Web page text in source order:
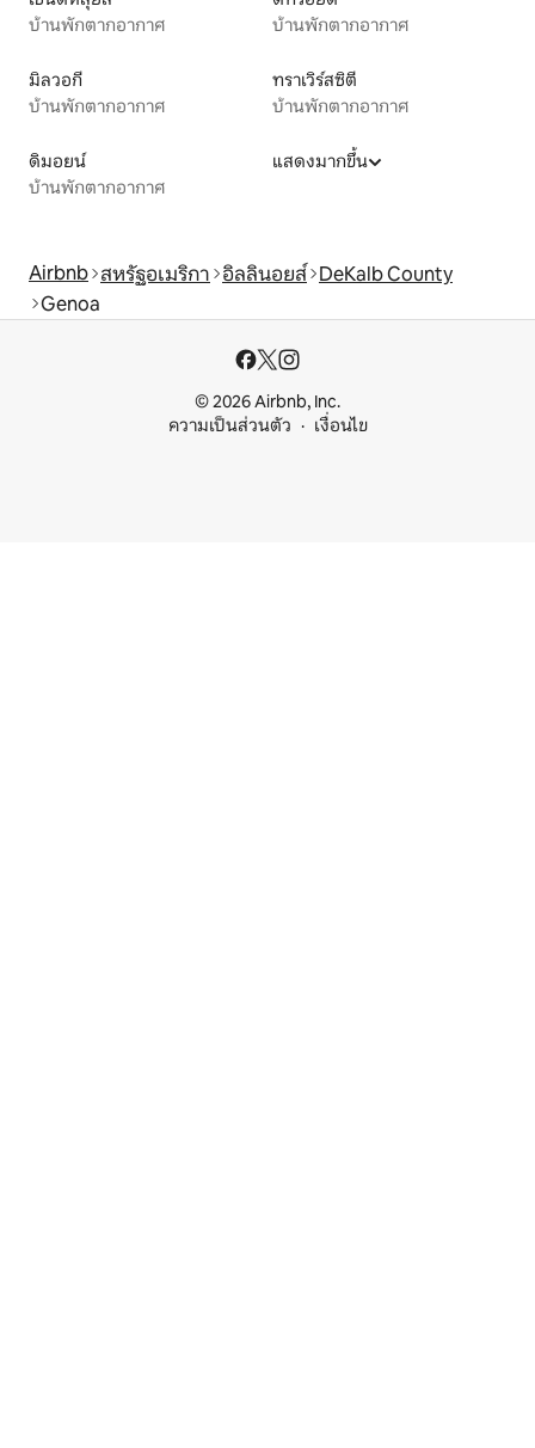
บ้านพักตากอากาศ
บ้านพักตากอากาศ
มิลวอกี
บ้านพักตากอากาศ
ทราเวิร์สซิตี
บ้านพักตากอากาศ
ดิมอยน์
บ้านพักตากอากาศ
แสดงมากขึ้น
Airbnb สหรัฐอเมริกา อิลลินอยส์ DeKalb County
Genoa
© 2026 Airbnb, Inc.
ความเป็นส่วนตัว
เงื่อนไข